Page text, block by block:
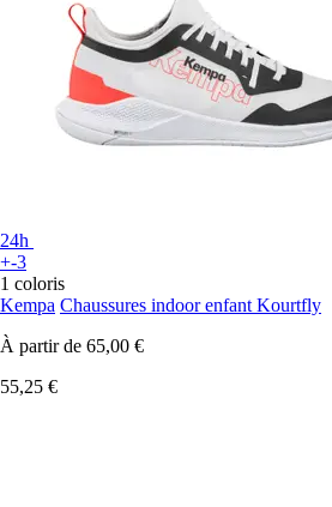
24h
+-3
1 coloris
Kempa Chaussures indoor enfant Kourtfly
À partir de 65,00 €
55,25 €